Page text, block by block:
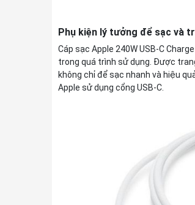
Phụ kiện lý tưởng để sạc và
Cáp sạc Apple 240W USB-C
trong quá trình sử dụng. Được
không chỉ để sạc nhanh và hiệu
Apple sử dụng cổng USB-C.